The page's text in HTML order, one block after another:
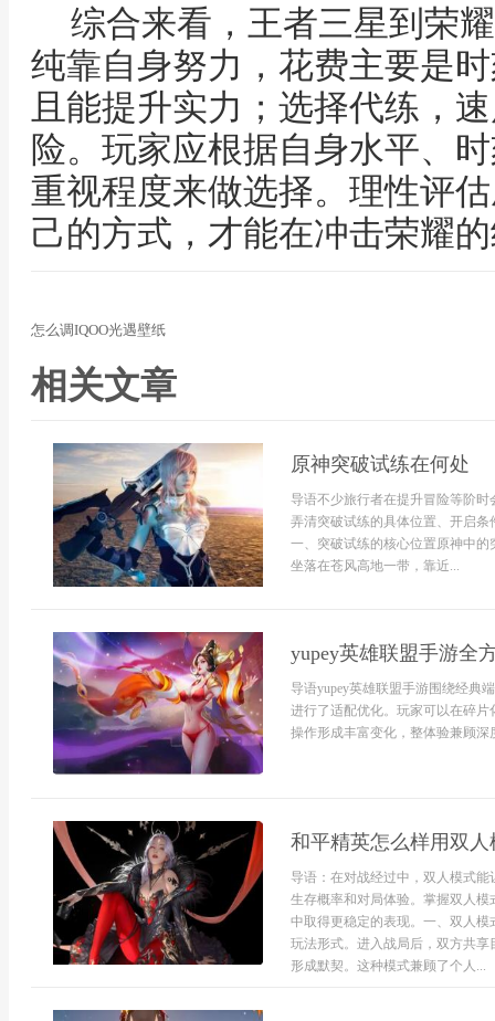
综合来看，王者三星到荣
纯靠自身努力，花费主要是
且能提升实力；选择代练，
险。玩家应根据自身水平、
重视程度来做选择。理性评
己的方式，才能在冲击荣耀
怎么调IQOO光遇壁纸
相关文章
原神突破试练在何处
导语不少旅行者在提升冒险等阶
弄清突破试练的具体位置、开启
一、突破试练的核心位置原神中
坐落在苍风高地一带，靠近...
yupey英雄联盟手游全
导语yupey英雄联盟手游围绕经典
进行了适配优化。玩家可以在碎
操作形成丰富变化，整体验兼顾
和平精英怎么样用双人
导语：在对战经过中，双人模式
生存概率和对局体验。掌握双人
中取得更稳定的表现。一、双人
玩法形式。进入战局后，双方共
形成默契。这种模式兼顾了个人...